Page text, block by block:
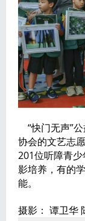
“快门无声”
协会的文艺志
201位听障青
影培养，有的
能。
摄影： 谭卫华